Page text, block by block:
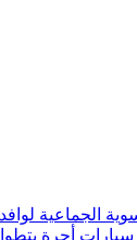
الجماعية
أجرة بتطوان